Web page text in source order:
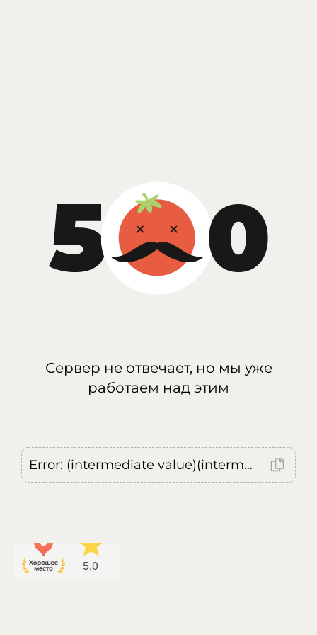
Сервер не отвечает, но мы уже
работаем над этим
Error: (intermediate value)(intermediate value)(intermediate value).replaceAll is not a function